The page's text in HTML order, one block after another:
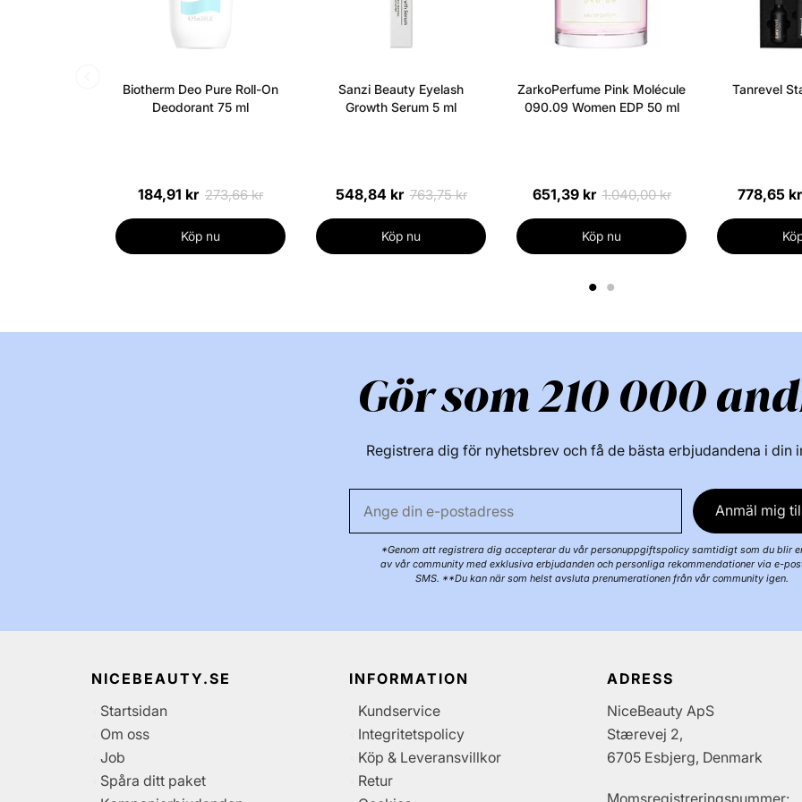
Laurat/
Titandioxid,
Biotherm Deo Pure Roll-On
Deodorant 75 ml
184,91 kr 273,66 kr
Köp nu
Sanzi Beauty Eyelash
Growth Serum 5 ml
548,84 kr 763,75 kr
Köp nu
ZarkoPerfume Pink Molécule
090.09 Women EDP 50 ml
651,39 kr 1.040,00 kr
Köp nu
Tanrevel
778,65 kr
1 2
Gör som 210 000
Registrera dig för nyhetsbrev och få de bästa erbjudandena i din
Anmäl mig
*Genom att registrera dig accepterar du vår personuppgiftspolicy samtidigt som du blir
av vår community med exklusiva erbjudanden och personliga rekommendationer via e-
SMS. **Du kan när som helst avsluta prenumerationen från vår community igen.
NICEBEAUTY.SE
Startsidan
Om oss
Job
Spåra ditt paket
INFORMATION
Kundservice
Integritetspolicy
Köp & Leveransvillkor
Retur
ADRESS
NiceBeauty ApS
Stærevej 2,
6705 Esbjerg, Denmark
Momsregistreringsnummer: